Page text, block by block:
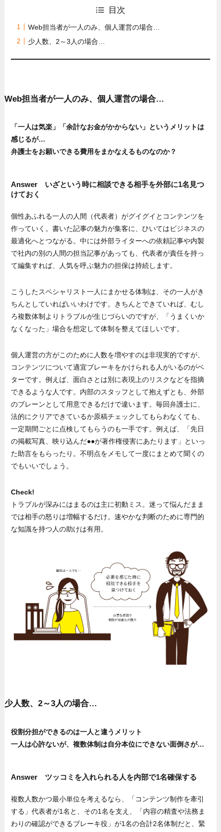
目次
Web担当者が一人のみ、個人運営の場合…
少人数、2～3人の場合…
Web担当者が一人のみ、個人運営の場合…
「一人は気楽」「余計なお金がかからない」というメリットは
感じるが…
弁護士をお願いできる費用をまかなえるものなのか？
Answer いざという時に相談できる相手を外部に1名見つ
けておく
個性あふれる一人の人間（代表者）がグイグイとコンテンツを
作っていく。書いた記事の魅力が集客に、ひいてはビジネスの
最適化へとつながる。中には外部ライターへの依頼記事や内製
で社内の別の人間の担当記事があっても、代表者が責任を持っ
て編集すれば、人気を呼ぶ魅力の担保は持続します。
こうしたスペシャリスト一人にまかせる体制は、その一人がき
ちんとしていればいいわけです。きちんとできていれば、むし
ろ複数体制よりトラブルが生じづらいのですが、「うまくいか
なくなった」場合を想定して体制を整えてほしいです。
個人運営の方がこのために人数を増やすのは非現実的ですが、
コンテンツについて適宜ブレーキをかけられる人がいるのがベ
ターです。例えば、面白さとは別に表現上のリスクなどを指摘
できるような人です。内部のスタッフとして抱えずとも、外部
のブレーンとして用意できるだけで違います。毎回弁護士に、
法的にクリアできているか原稿チェックしてもらわなくても、
一定期間ごとに点検してもらうのも一手です。例えば、「先日
の掲載写真、映り込んだ●●が著作権侵害にあたります」といっ
た助言をもらったり。不明点をメモして一度にまとめて聞くの
でもいいでしょう。
Check!
トラブルが深みにはまるのは主に初動ミス。迷って悩んだまま
では相手の怒りは増幅するだけ。速やかな判断のために専門的
な知識を持つ人の助けは有用。
少人数、2～3人の場合…
役割分担ができるのは一人と違うメリット
一人は心許ないが、複数体制は自分本位にできない面倒さが…
Answer ツッコミを入れられる人を内部で1名確保する
複数人数かつ最小単位を考えるなら、「コンテンツ制作を牽引
する」代表者が1名と、その1名を支え、「内容の精査や法務ま
わりの確認ができるブレーキ役」が1名の合計2名体制だと、緊